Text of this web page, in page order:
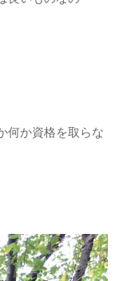
何か資格を取らな